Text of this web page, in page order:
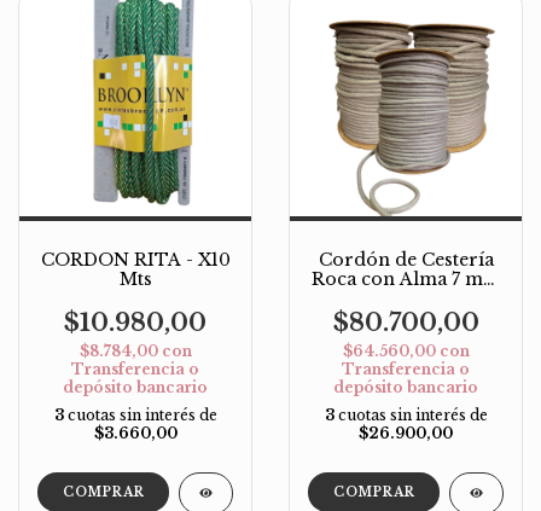
CORDON RITA - X10
Mts
$10.980,00
$8.784,00 con
Transferencia o
depósito bancario
3 cuotas sin interés de
$3.660,00
COMPRAR
Cordón de Cestería
Roca con Alma 7 mm
$80.700,00
$64.560,00 con
Transferencia o
depósito bancario
3 cuotas sin interés de
$26.900,00